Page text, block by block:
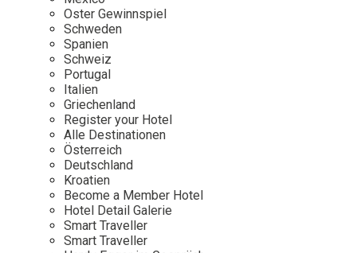
Mexico
Niederlande
Österreich
Portugal
Schweden
Spanien
Schweiz
Persönlichkeiten
Our Story
Career
Kontakt
Impressum
Oster Gewinnspiel
Schweden
Spanien
Schweiz
Portugal
Italien
Griechenland
Register your Hotel
Alle Destinationen
Österreich
Deutschland
Kroatien
Become a Member Hotel
Hotel Detail Galerie
Smart Traveller
Smart Traveller